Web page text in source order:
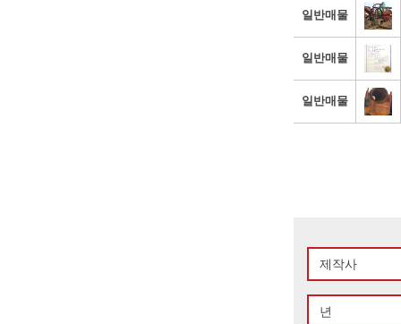
일반매물
일반매물
일반매물